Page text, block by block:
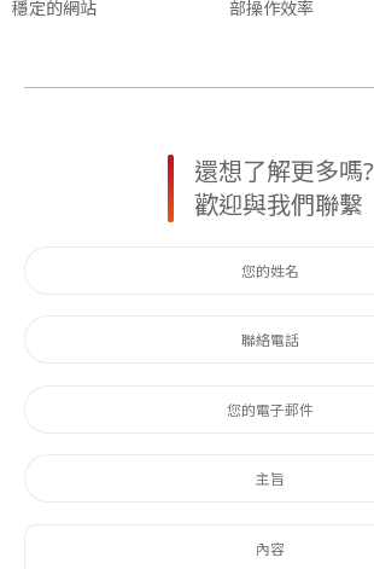
穩定的網站
部操作效率
還想了解更多嗎?
歡迎與我們聯繫